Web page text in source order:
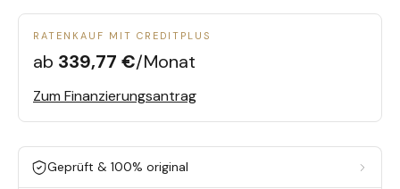
RATENKAUF MIT CREDITPLUS
ab 339,77 €/Monat
Zum Finanzierungsantrag
Geprüft & 100% original